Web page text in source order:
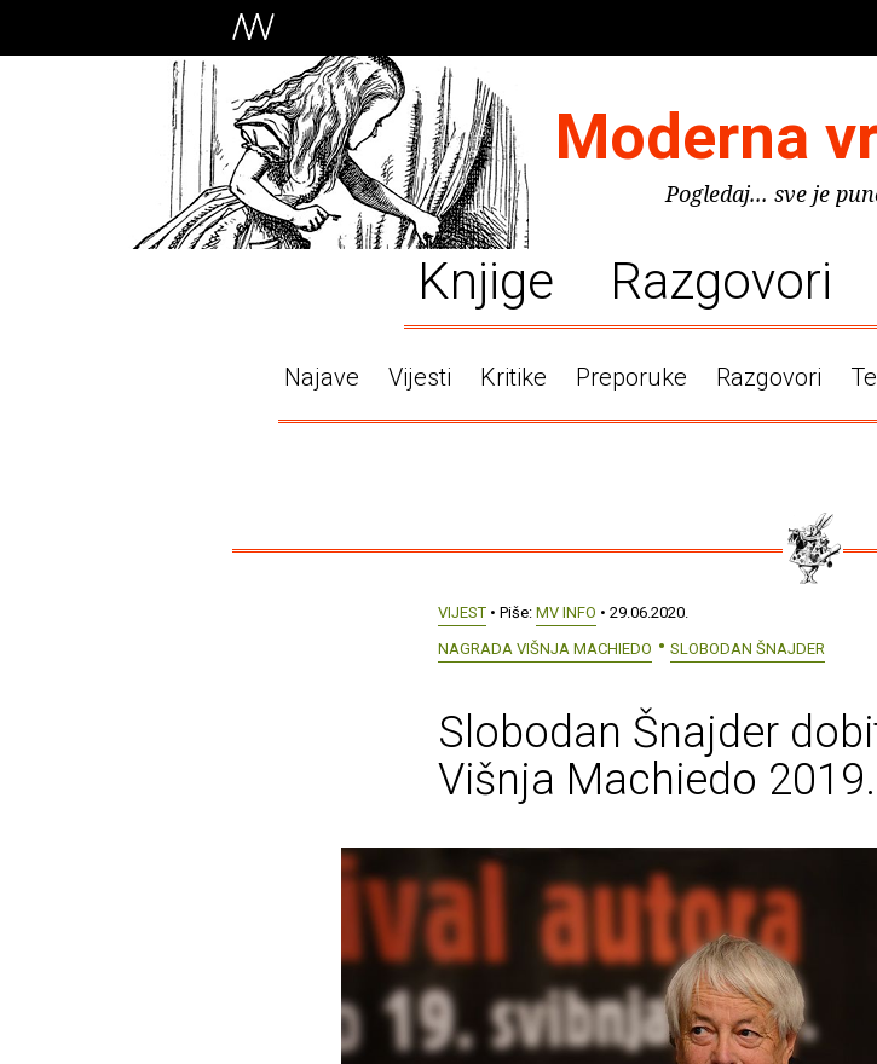
Moderna
Pogledaj... sve je
Knjige Razgovori
Najave Vijesti Kritike Preporuke Razgovori
VIJEST • Piše: MV INFO • 29.06.2020.
NAGRADA VIŠNJA MACHIEDO
SLOBODAN ŠNAJDER
Slobodan Šnajder
Višnja Machiedo 2019.